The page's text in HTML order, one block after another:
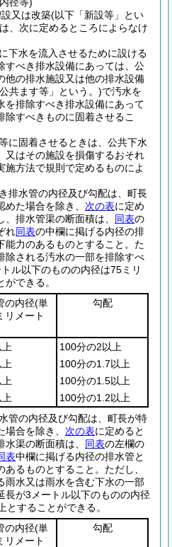
又は改築(以下「新設等」とい
、次に定めるところによらなけ
下水を流入させるために設ける
すべき排水設備にあっては、公
他の排水施設又は他の排水設備
共ます等」という。)で汚水を
を排除すべき排水設備にあって
除すべきものに固着させるこ
に固着させるときは、公共下水
又はその施設を損傷するおそれ
施方法で規則で定めるものによ
排水管の内径及び勾配は、町長
た場合を除き、 次の表に定め
排水管渠の断面積は、 同表の
れ同表の中欄に掲げる内径の排
力のあるものとすること。 た
除される汚水の一部を排除すべ
ル以下のものの内径は75ミリ
できる。
の内径(単
リメート
勾配
100分の2以上
100分の1.7以上
100分の1.5以上
100分の1.2以上
管の内径及び勾配は、町長が特
合を除き、 次の表に定めると
渠の断面積は、 同表の左欄の
表中欄に掲げる内径の排水管と
るものとすること。 ただし、
雨水又は雨水を含む下水の一部
長が3メートル以下のものの内径
とすることができる。
の内径(単
メート
勾配